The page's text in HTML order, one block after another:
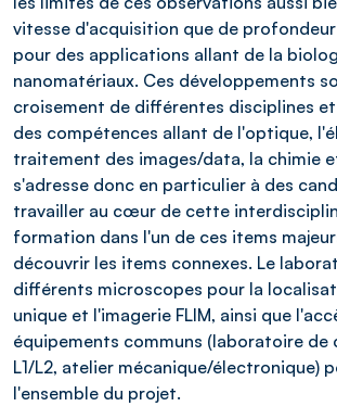
vitesse d'acquisition que de
pour des applications allant de la
nanomatériaux. Ces développements
croisement de différentes disciplines
des compétences allant de l'optique,
traitement des images/data, la chimie
s'adresse donc en particulier à des
travailler au cœur de cette
formation dans l'un de ces items
découvrir les items connexes. Le
différents microscopes pour la
unique et l'imagerie FLIM, ainsi que
équipements communs (laboratoire de
L1/L2, atelier mécanique/électronique)
l'ensemble du projet.